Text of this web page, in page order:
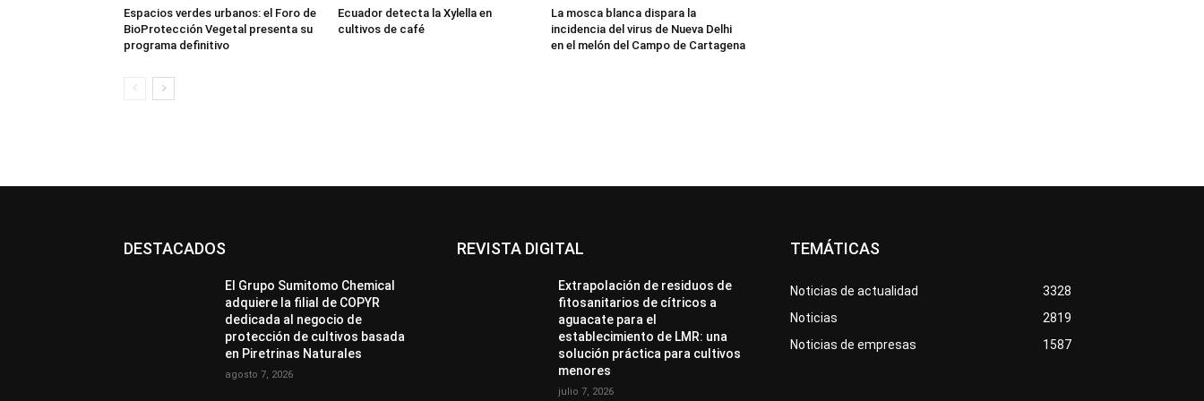
Espacios verdes urbanos: el Foro de
BioProtección Vegetal presenta su
programa definitivo
Ecuador detecta la Xylella en
cultivos de café
La mosca blanca dispara la
incidencia del virus de Nueva Delhi
en el melón del Campo de Cartagena
DESTACADOS
El Grupo Sumitomo Chemical
adquiere la filial de COPYR
dedicada al negocio de
protección de cultivos basada
en Piretrinas Naturales
agosto 7, 2026
REVISTA DIGITAL
Extrapolación de residuos de
fitosanitarios de cítricos a
aguacate para el
establecimiento de LMR: una
solución práctica para cultivos
menores
julio 7, 2026
TEMÁTICAS
Noticias de actualidad
3328
Noticias
2819
Noticias de empresas
1587